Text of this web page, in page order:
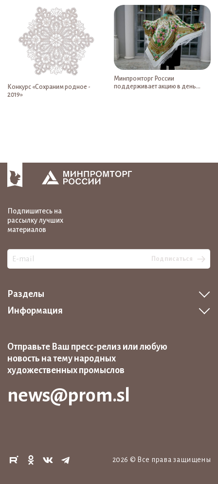
Конкурс «Сохраним родное -
2019»
Минпромторг России
поддерживает акцию в день
Подпишитесь на
рассылку лучших
материалов
Подписаться
Разделы
Информация
Отправьте Ваш пресс-релиз или любую
новость на тему народных
художественных промыслов
news@prom.sl
2026 © Все права защищены